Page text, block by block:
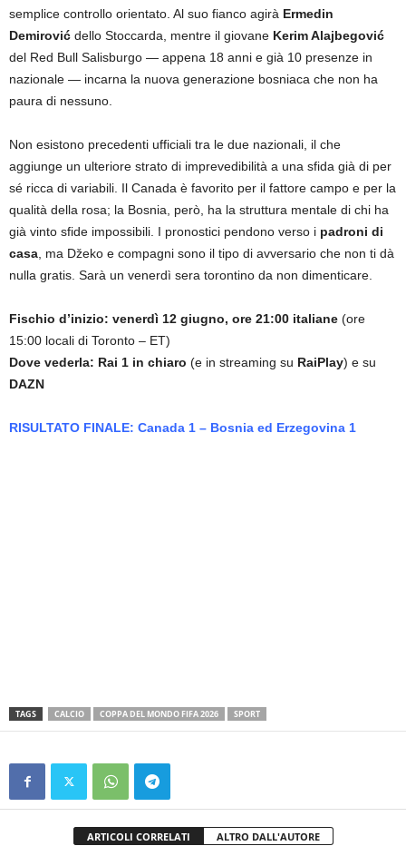
semplice controllo orientato. Al suo fianco agirà Ermedin
Demirović dello Stoccarda, mentre il giovane Kerim Alajbegović
del Red Bull Salisburgo — appena 18 anni e già 10 presenze in
nazionale — incarna la nuova generazione bosniaca che non ha
paura di nessuno.
Non esistono precedenti ufficiali tra le due nazionali, il che
aggiunge un ulteriore strato di imprevedibilità a una sfida già di per
sé ricca di variabili. Il Canada è favorito per il fattore campo e per la
qualità della rosa; la Bosnia, però, ha la struttura mentale di chi ha
già vinto sfide impossibili. I pronostici pendono verso i padroni di
casa , ma Džeko e compagni sono il tipo di avversario che non ti dà
nulla gratis. Sarà un venerdì sera torontino da non dimenticare.
Fischio d’inizio: venerdì 12 giugno, ore 21:00 italiane (ore
15:00 locali di Toronto – ET)
Dove vederla: Rai 1 in chiaro (e in streaming su RaiPlay) e su
DAZN
RISULTATO FINALE: Canada 1 – Bosnia ed Erzegovina 1
TAGS CALCIO COPPA DEL MONDO FIFA 2026 SPORT
ARTICOLI CORRELATI ALTRO DALL'AUTORE